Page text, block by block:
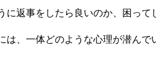
に返事をしたら良いのか、困っ
は、一体どのような心理が潜んで